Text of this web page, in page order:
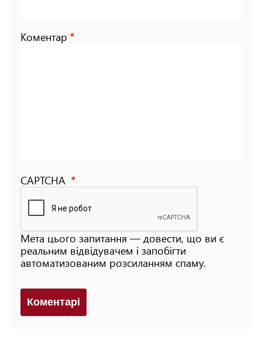
Коментар
CAPTCHA
Мета цього запитання — довести, що ви є
реальним відвідувачем і запобігти
автоматизованим розсиланням спаму.
Коментарi